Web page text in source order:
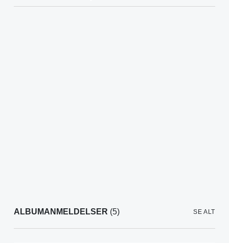
ALBUMANMELDELSER (5) SE ALT